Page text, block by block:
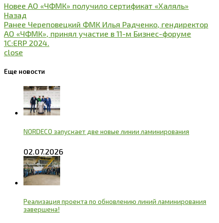
Новее АО «ЧФМК» получило сертификат «Халяль»
Назад
Ранее Череповецкий ФМК Илья Радченко, гендиректор
АО «ЧФМК», принял участие в 11-м Бизнес-форуме
1С:ERP 2024.
close
Еще новости
NORDECO запускает две новые линии ламинирования
02.07.2026
Реализация проекта по обновлению линий ламинирования
завершена!